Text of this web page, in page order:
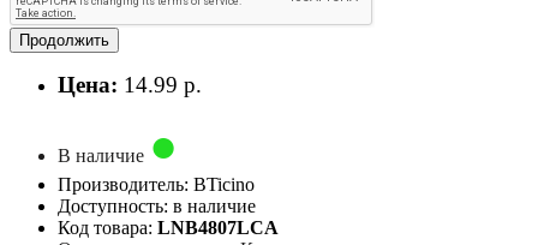
Продолжить
Цена: 14.99 р.
В наличие
Производитель: BTicino
Доступность: в наличие
Код товара: LNB4807LCA